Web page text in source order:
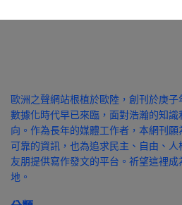
歐洲之聲網站根植於歐陸，創刊於庚子
數據化時代早已來臨，面對浩瀚的知
向。作為長年的媒體工作者，本網刊
可靠的資訊，也為追求民主、自由、
友朋提供寫作發文的平台。祈望這裡
地。